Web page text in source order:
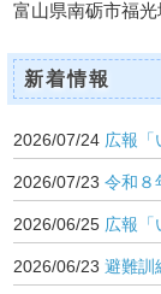
富山県南砺市福
新着情報
2026/07/24 広報「
2026/07/23令和８
2026/06/25 広報「
2026/06/23避難訓